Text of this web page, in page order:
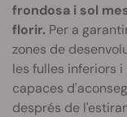
frondosa i sol
florir. Per a
zones de
les fulles inferiors
capaces
després de